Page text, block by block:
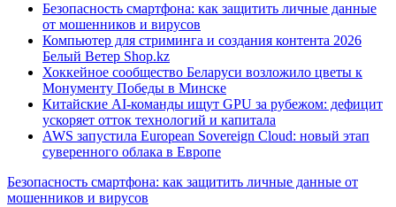
Безопасность смартфона: как защитить личные данные
от мошенников и вирусов
Компьютер для стриминга и создания контента 2026
Белый Ветер Shop.kz
Хоккейное сообщество Беларуси возложило цветы к
Монументу Победы в Минске
Китайские AI-команды ищут GPU за рубежом: дефицит
ускоряет отток технологий и капитала
AWS запустила European Sovereign Cloud: новый этап
суверенного облака в Европе
Безопасность смартфона: как защитить личные данные от
мошенников и вирусов